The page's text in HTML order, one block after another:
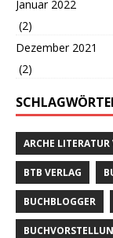
Januar 2022
(2)
Dezember 2021
(2)
ARCHE LITERATUR
BTB VERLAG
BUCHBLOGGER